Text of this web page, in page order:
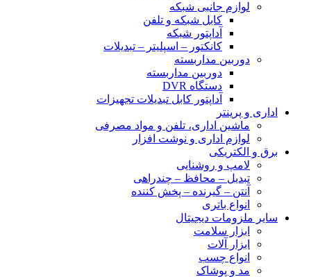
لوازم جانبی شبکه
کابل شبکه و تلفن
آداپتور شبکه
کانکتور – اسپلیتر – تبدیلات
دوربین مداربسته
دوربین مداربسته
دستگاه DVR
آداپتور کابل تبدیلات تجهیزات
اداری و پرینتر
ماشین اداری، تلفن و مواد مصرفی
لوازم اداری و نوشت افزار
برق و الکتریکی
لامپ و روشنایی
تبدیل – محافظ – چندراهی
آنتن – گیرنده – پخش کننده
انواع باتری
سایر ملزومات دیجیتال
ابزار سلامت
ابزار آلات
انواع چسب
مد و پوشاک